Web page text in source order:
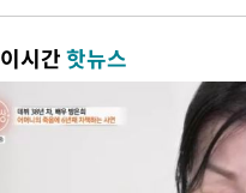
이시간핫뉴스